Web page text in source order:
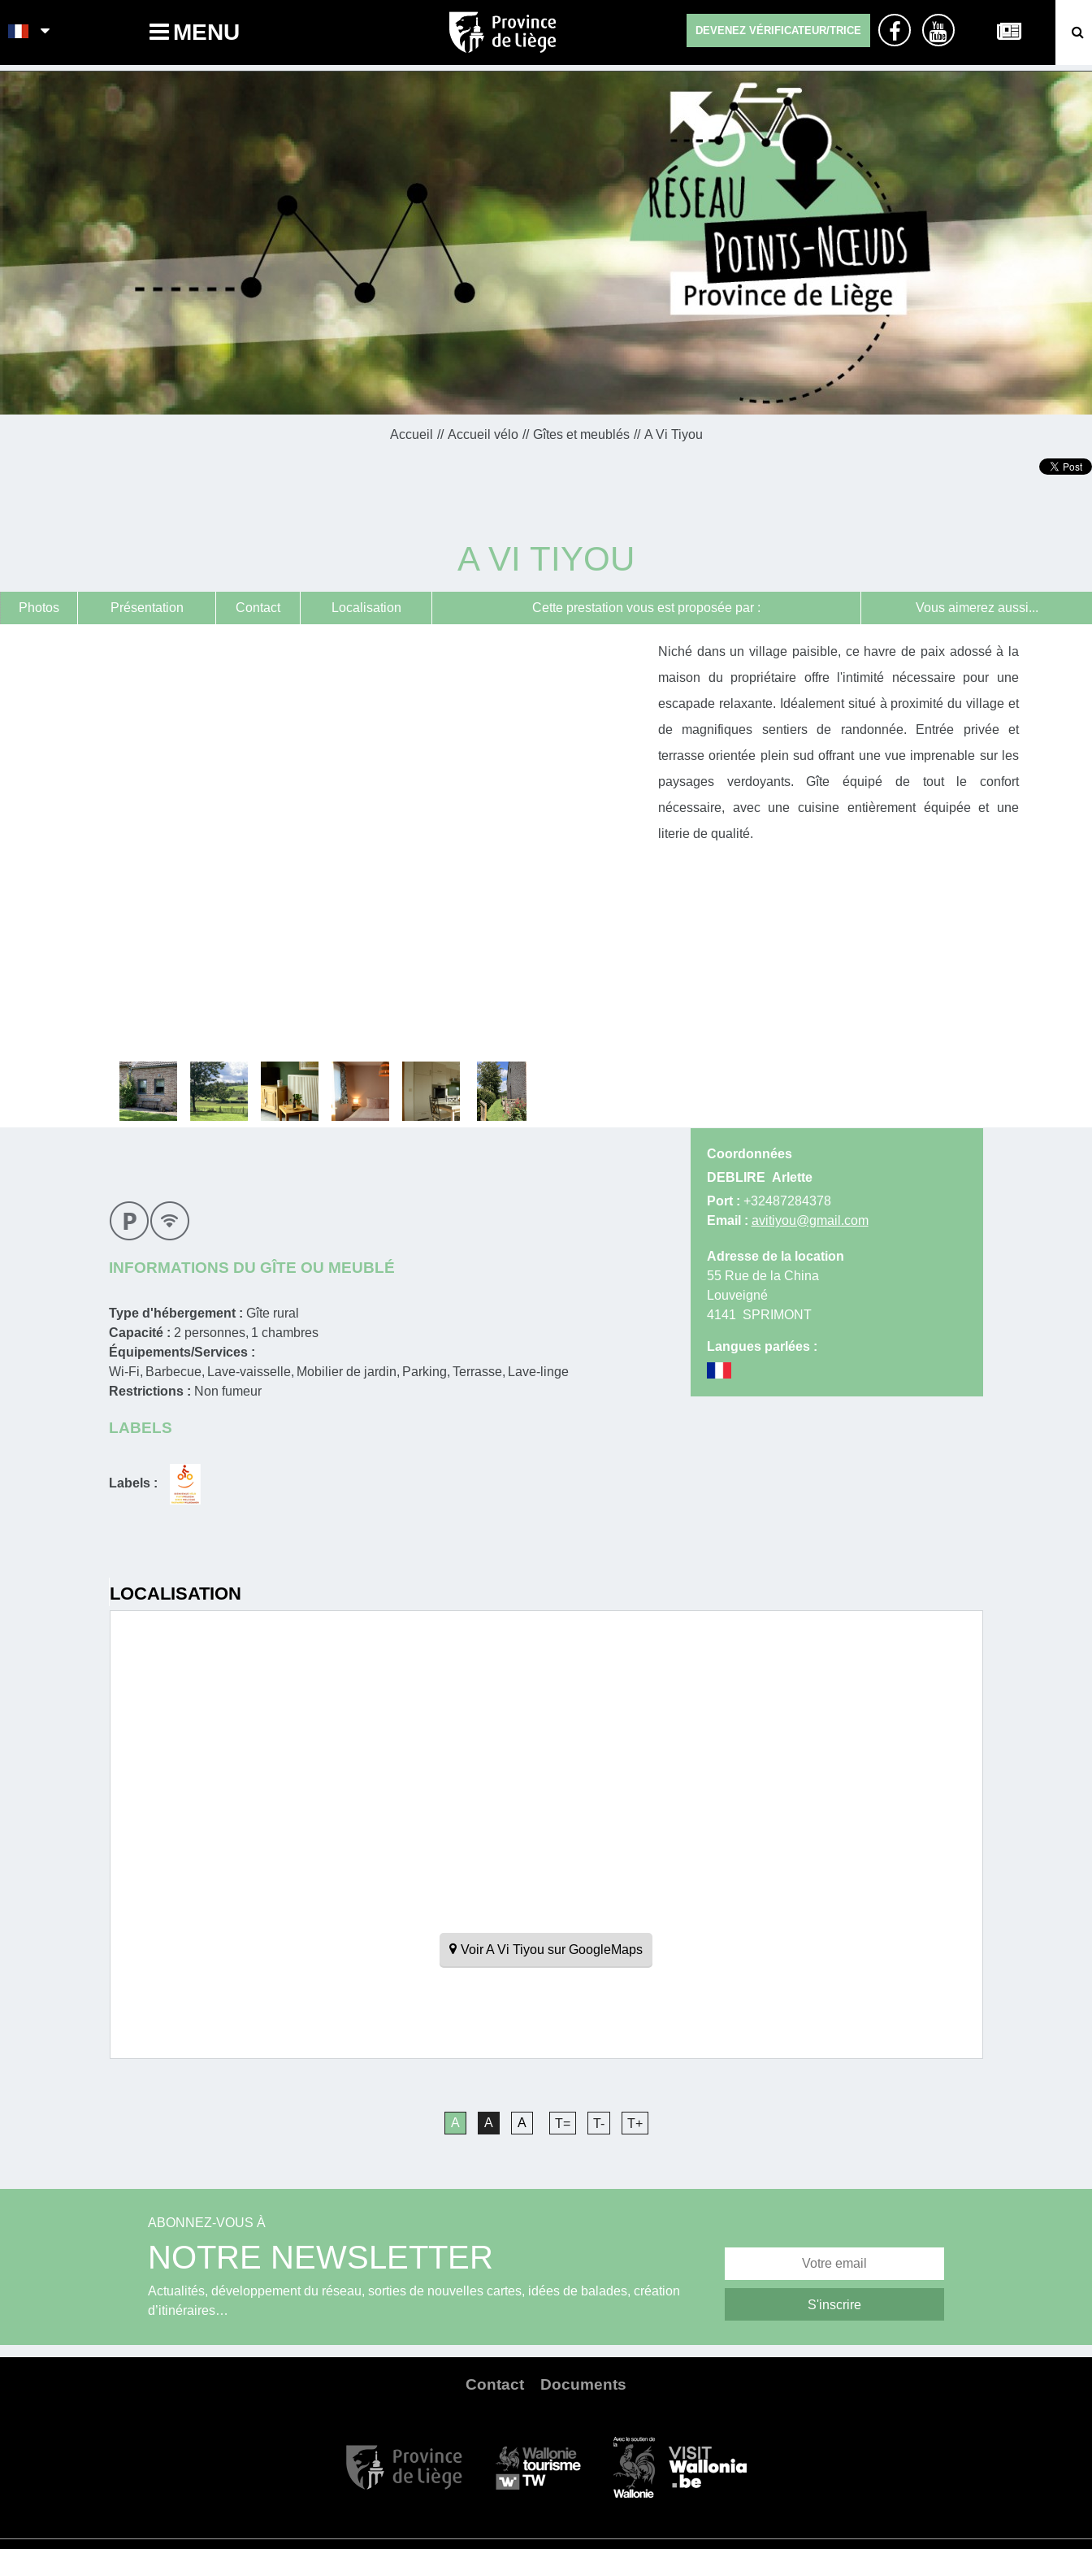
MENU DEVENEZ VÉRIFICATEUR/TRICE
Accueil Accueil vélo Gîtes et meublés A Vi Tiyou
A VI TIYOU
Photos Présentation Contact Localisation Cette prestation vous est proposée par : Vous aimerez aussi...
Niché dans un village paisible, ce havre de paix adossé à la
maison du propriétaire offre l'intimité nécessaire pour une
escapade relaxante. Idéalement situé à proximité du village et
de magnifiques sentiers de randonnée. Entrée privée et
terrasse orientée plein sud offrant une vue imprenable sur les
paysages verdoyants. Gîte équipé de tout le confort
nécessaire, avec une cuisine entièrement équipée et une
literie de qualité.
INFORMATIONS DU GÎTE OU MEUBLÉ
Type d'hébergement :Gîte rural
Capacité : 2 personnes 1 chambres
Équipements/Services :
Wi-Fi Barbecue Lave-vaisselle Mobilier de jardin Parking Terrasse Lave-linge
Restrictions : Non fumeur
LABELS
Labels :
Coordonnées
DEBLIRE Arlette
Port : +32487284378
Email : avitiyou@gmail.com
Adresse de la location
55 Rue de la China
Louveigné
4141
SPRIMONT
Langues parlées :
LOCALISATION
Voir A Vi Tiyou sur GoogleMaps
A A A T= T- T+
ABONNEZ-VOUS À
NOTRE NEWSLETTER
Actualités, développement du réseau, sorties de nouvelles cartes, idées de balades, création
d’itinéraires…
Contact Documents